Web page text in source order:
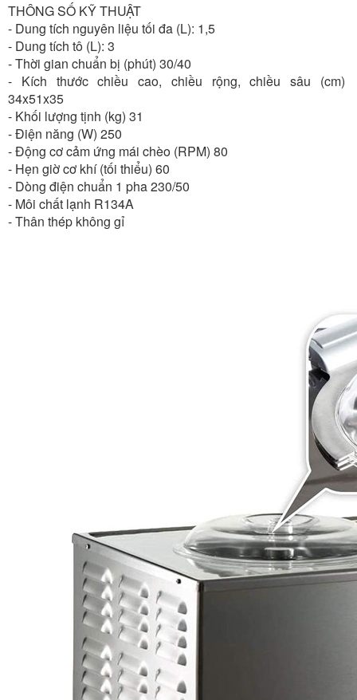
THÔNG SỐ KỸ THUẬT
- Dung tích nguyên liệu tối đa (L): 1,5
- Dung tích tô (L): 3
- Thời gian chuẩn bị (phút) 30/40
- Kích thước chiều cao, chiều rộng, chiều sâu (cm)
34x51x35
- Khối lượng tịnh (kg) 31
- Điện năng (W) 250
- Động cơ cảm ứng mái chèo (RPM) 80
- Hẹn giờ cơ khí (tối thiểu) 60
- Dòng điện chuẩn 1 pha 230/50
- Môi chất lạnh R134A
- Thân thép không gỉ